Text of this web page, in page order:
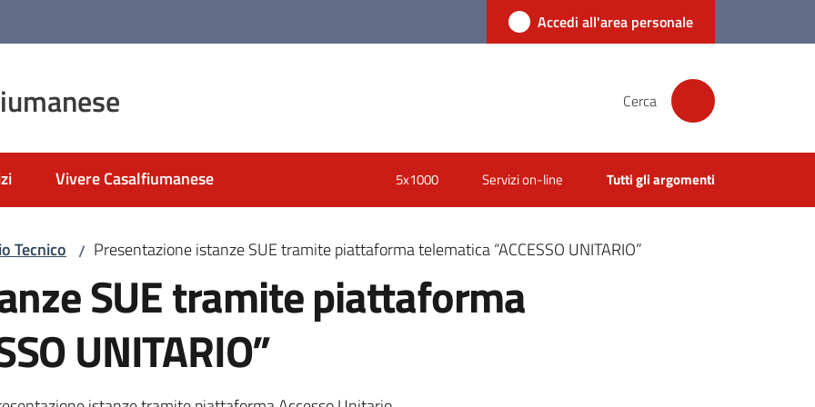
Accedi all'area personale
Cerca
Vivere Casalfiumanese 5x1000 Servizi on-line Tutti gli argomenti
Tecnico / Presentazione istanze SUE tramite piattaforma telematica “ACCESSO UNITARIO”
SUE tramite piattaforma
UNITARIO”